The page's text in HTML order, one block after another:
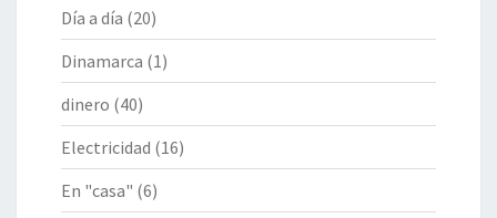
Día a día (20)
Dinamarca (1)
dinero (40)
Electricidad (16)
En "casa" (6)